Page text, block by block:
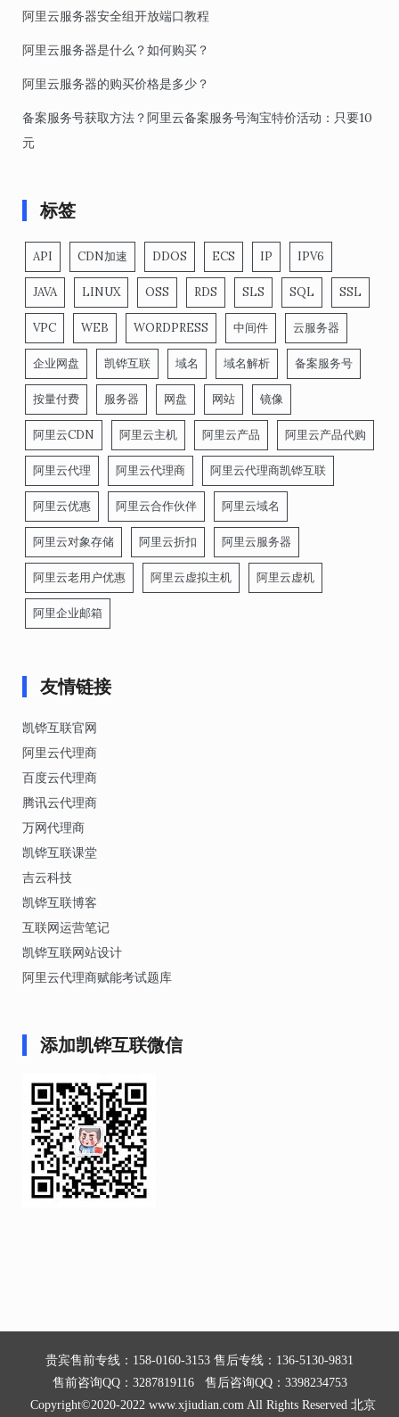
阿里云服务器安全组开放端口教程
阿里云服务器是什么？如何购买？
阿里云服务器的购买价格是多少？
备案服务号获取方法？阿里云备案服务号淘宝特价活动：只要10
元
标签
API CDN加速 DDOS ECS IP IPV6
JAVA LINUX OSS RDS SLS SQL SSL
VPC WEB WORDPRESS 中间件 云服务器
企业网盘 凯铧互联 域名 域名解析 备案服务号
按量付费 服务器 网盘 网站 镜像
阿里云CDN 阿里云主机 阿里云产品 阿里云产品代购
阿里云代理 阿里云代理商 阿里云代理商凯铧互联
阿里云优惠 阿里云合作伙伴 阿里云域名
阿里云对象存储 阿里云折扣 阿里云服务器
阿里云老用户优惠 阿里云虚拟主机 阿里云虚机
阿里企业邮箱
友情链接
凯铧互联官网
阿里云代理商
百度云代理商
腾讯云代理商
万网代理商
凯铧互联课堂
吉云科技
凯铧互联博客
互联网运营笔记
凯铧互联网站设计
阿里云代理商赋能考试题库
添加凯铧互联微信
贵宾售前专线：158-0160-3153 售后专线：136-5130-9831
售前咨询QQ：3287819116 售后咨询QQ：3398234753
Copyright©2020-2022 www.xjiudian.com All Rights Reserved 北京